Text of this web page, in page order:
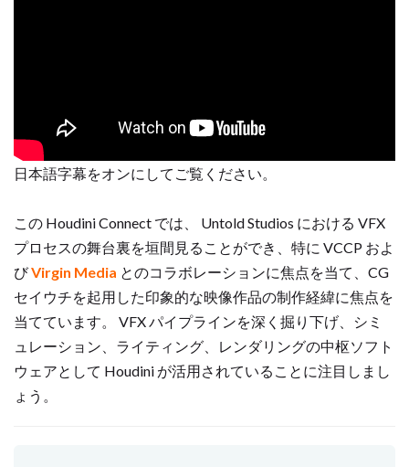
日本語字幕をオンにしてご覧ください。
この Houdini Connect では、 Untold Studios における VFX
プロセスの舞台裏を垣間見ることができ、特に VCCP およ
びVirgin Media とのコラボレーションに焦点を当て、CG
セイウチを起用した印象的な映像作品の制作経緯に焦点を
当てています。 VFX パイプラインを深く掘り下げ、シミ
ュレーション、ライティング、レンダリングの中枢ソフト
ウェアとして Houdini が活用されていることに注目しまし
ょう。